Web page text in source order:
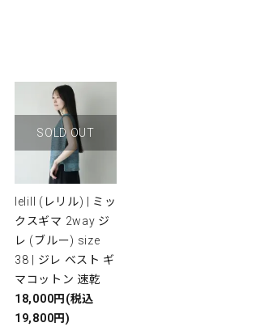
SOLD OUT
lelill (レリル) | ミッ
クスギマ 2way ジ
レ (ブルー) size
38 | ジレ ベスト ギ
マコットン 速乾
18,000円(税込
19,800円)